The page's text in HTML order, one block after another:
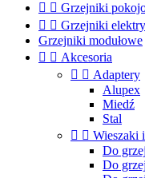
  Grzejniki
  Grzejniki
Grzejniki modułowe
  Akcesoria
  Adaptery
Alupex
Miedź
Stal
  Wieszaki
Do
Do